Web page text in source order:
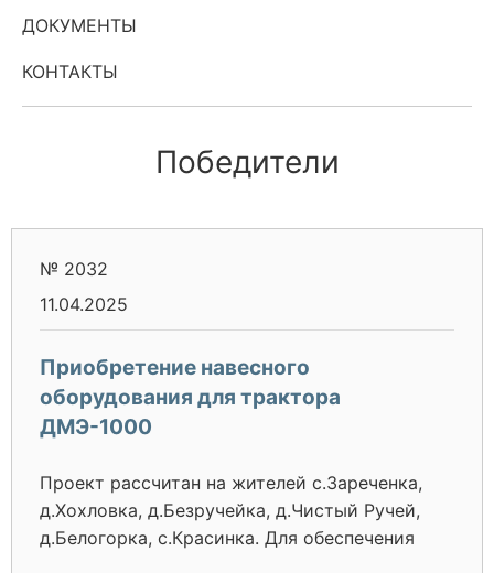
ДОКУМЕНТЫ
КОНТАКТЫ
Победители
№ 2032
11.04.2025
Приобретение навесного
оборудования для трактора
ДМЭ-1000
Проект рассчитан на жителей с.Зареченка,
д.Хохловка, д.Безручейка, д.Чистый Ручей,
д.Белогорка, с.Красинка. Для обеспечения